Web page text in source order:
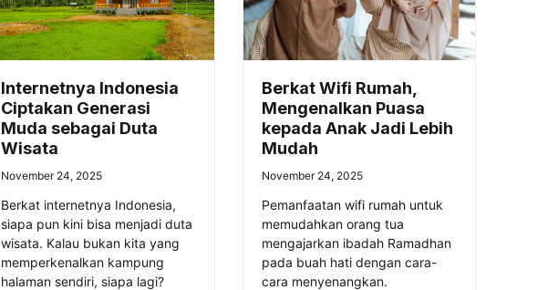
Internetnya Indonesia
Ciptakan Generasi
Muda sebagai Duta
Wisata
November 24, 2025
Berkat internetnya Indonesia,
siapa pun kini bisa menjadi duta
wisata. Kalau bukan kita yang
memperkenalkan kampung
halaman sendiri, siapa lagi?
Berkat Wifi Rumah,
Mengenalkan Puasa
kepada Anak Jadi Lebih
Mudah
November 24, 2025
Pemanfaatan wifi rumah untuk
memudahkan orang tua
mengajarkan ibadah Ramadhan
pada buah hati dengan cara-
cara menyenangkan.